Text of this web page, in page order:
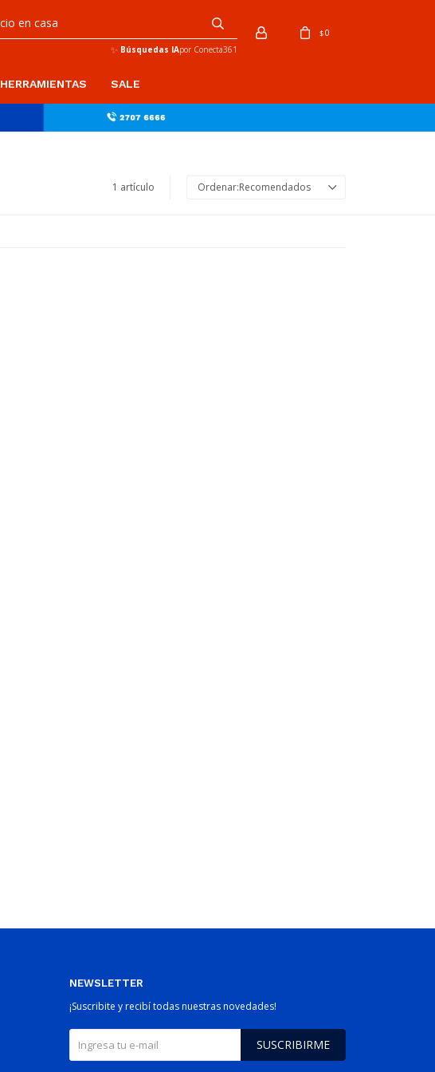
HERRAMIENTAS SALE
✨ Búsquedas IApor Conecta361
$0
1 artículo Recomendados
NEWSLETTER
¡Suscribite y recibí todas nuestras novedades!
SUSCRIBIRME